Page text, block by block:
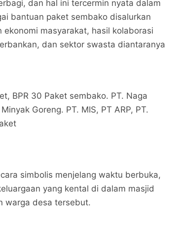
dan hal ini tercermin nyata dalam
bantuan paket sembako disalurkan
masyarakat, hasil kolaborasi
dan sektor swasta diantaranya
BPR 30 Paket sembako. PT. Naga
Goreng. PT. MIS, PT ARP, PT.
simbolis menjelang waktu berbuka,
yang kental di dalam masjid
warga desa tersebut.